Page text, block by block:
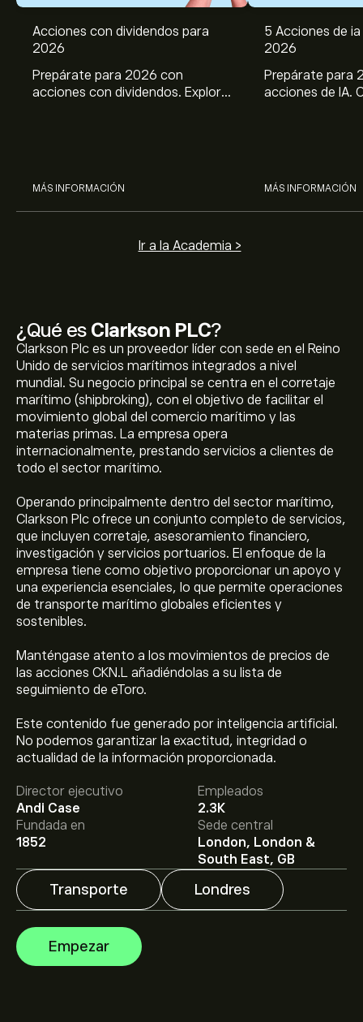
¿Qué es Clarkson PLC?
Clarkson Plc es un proveedor líder con sede en el Reino
Unido de servicios marítimos integrados a nivel
mundial. Su negocio principal se centra en el corretaje
marítimo (shipbroking), con el objetivo de facilitar el
movimiento global del comercio marítimo y las
materias primas. La empresa opera
internacionalmente, prestando servicios a clientes de
todo el sector marítimo.
Operando principalmente dentro del sector marítimo,
Clarkson Plc ofrece un conjunto completo de servicios,
que incluyen corretaje, asesoramiento financiero,
investigación y servicios portuarios. El enfoque de la
empresa tiene como objetivo proporcionar un apoyo y
una experiencia esenciales, lo que permite operaciones
de transporte marítimo globales eficientes y
sostenibles.
Manténgase atento a los movimientos de precios de
las acciones CKN.L añadiéndolas a su lista de
seguimiento de eToro.
Este contenido fue generado por inteligencia artificial.
No podemos garantizar la exactitud, integridad o
actualidad de la información proporcionada.
Director ejecutivo
Andi Case
Empleados
2.3K
Fundada en
1852
Sede central
London, London &
South East, GB
Transporte Londres
Empezar
Acciones con dividendos para
2026
Prepárate para 2026 con
acciones con dividendos. Explora
MÁS INFORMACIÓN
5 Acciones de
2026
Prepárate para
acciones de IA.
MÁS INFORMACIÓN
Ir a la Academia >
El precio actual de las acciones de CKN.L es de
4,860.00‎p‎.
El precio medio objetivo para las acciones de Clarkson
PLC es de 4,860.00‎p‎.
Regístrateen eToro para conocer
los precios objetivo y las previsiones de los analistas.
Las previsiones de los analistas para las acciones de
Clarkson PLC se basan en las tendencias del mercado,
los estados financieros y el crecimiento previsto.
Consulta las previsiones más recientes para conocer la
evolución futura de los precios.
La capitalización bursátil de Clarkson PLC se sitúa en
1.5B‎p‎